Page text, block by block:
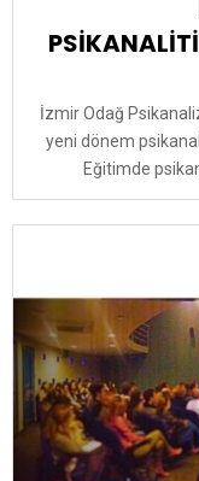
İzmir Odağ
yeni dönem
Eğitimde